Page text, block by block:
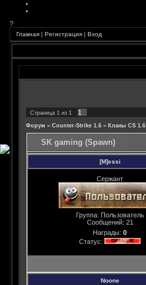
?
Главная | Регистрация | Вход
Страница 1 из 1 1
Форум » Counter-Strike 1.6 » Кланы CS 1.6
SK gaming (Spawn)
[M]essi
Сержант
Группа: Пользователь
Сообщений: 21
Награды: 0
Статус:
Noone